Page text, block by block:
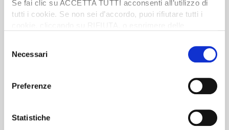
Se fai clic su ACCETTA TUTTI acconsenti all’utilizzo di
tutti i cookie. Se non sei d’accordo, puoi rifiutare tutti i
desideri accettare e cliccando ACCETTA SELEZIONATI.
delNecessari
Preferenze
Statistiche
ISCRIVITI